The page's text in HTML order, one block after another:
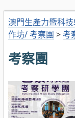
澳門生產力暨科
作坊/ 考察團 >考
考察團